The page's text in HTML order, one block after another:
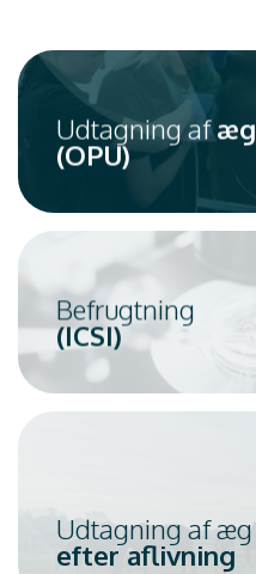
Udtagning afæg
(OPU)
Befrugtning
(ICSI)
Udtagning af æg
efter aflivning